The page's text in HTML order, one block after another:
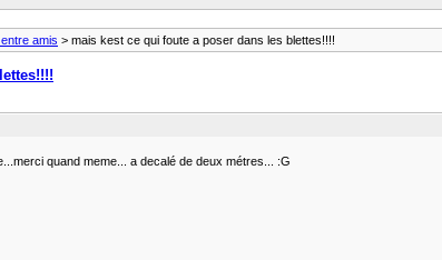
amis > mais kest ce qui foute a poser dans les blettes!!!!
quand meme... a decalé de deux métres... :G